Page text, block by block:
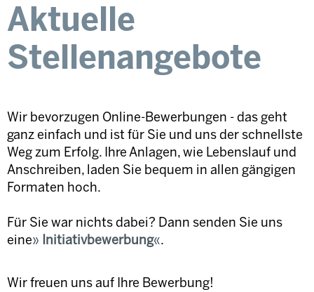
Aktuelle
Stellenangebote
Wir bevorzugen Online-Bewerbungen - das geht
ganz einfach und ist für Sie und uns der schnellste
Weg zum Erfolg. Ihre Anlagen, wie Lebenslauf und
Anschreiben, laden Sie bequem in allen gängigen
Formaten hoch.
Für Sie war nichts dabei? Dann senden Sie uns
eine
Initiativbewerbung .
Wir freuen uns auf Ihre Bewerbung!